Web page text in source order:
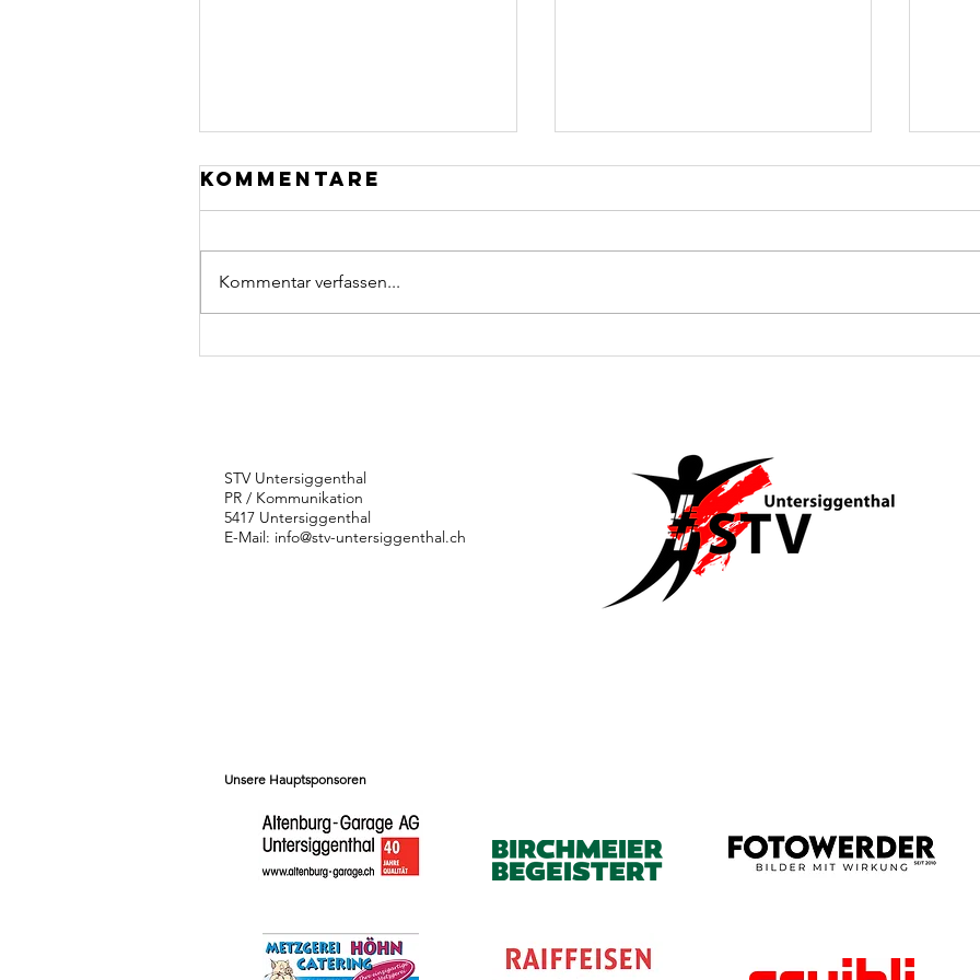
Karin Zumsteg:
Aktivturnverein
Kommentare
Kommentar verfassen...
STV Untersiggenthal
PR / Kommunikation
5417 Untersiggenthal
E-Mail: info@stv-untersiggenthal.ch
Unsere Hauptsponsoren